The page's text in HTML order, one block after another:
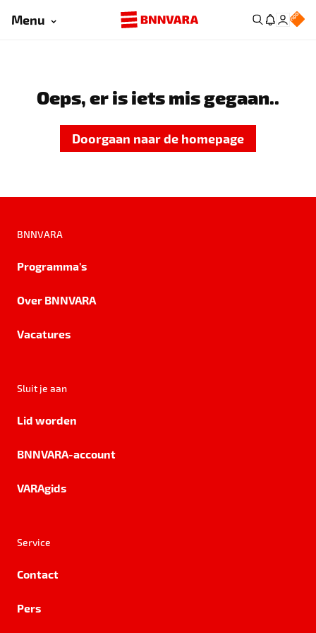
Menu
Oeps, er is iets mis gegaan..
Doorgaan naar de homepage
BNNVARA
Programma's
Over BNNVARA
Vacatures
Sluit je aan
Lid worden
BNNVARA-account
VARAgids
Service
Contact
Pers